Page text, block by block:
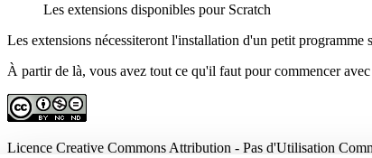
Les extensions disponibles pour Scratch
Les extensions nécessiteront l'installation d'un petit
À partir de là, vous avez tout ce qu'il faut pour commencer avec
Licence Creative Commons Attribution - Pas d'Utilisation